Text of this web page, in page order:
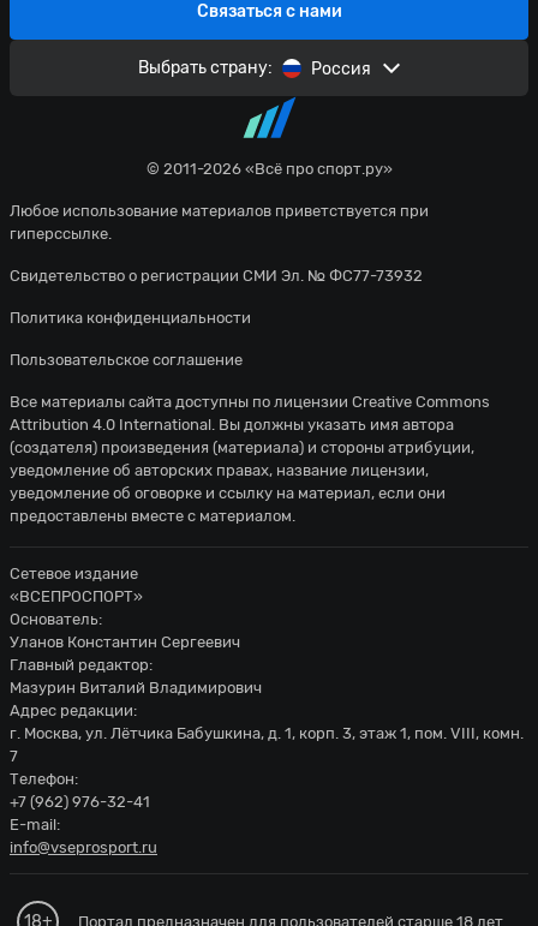
© 2011-2026 «Всё про спорт.ру»
Любое использование материалов приветствуется при
гиперссылке.
Свидетельство о регистрации СМИ Эл. № ФС77-73932
Политика конфиденциальности
Пользовательское соглашение
Связаться с нами
Выбрать страну: Россия
Все материалы сайта доступны по лицензии Creative Commons
Attribution 4.0 International. Вы должны указать имя автора
(создателя) произведения (материала) и стороны атрибуции,
уведомление об авторских правах, название лицензии,
уведомление об оговорке и ссылку на материал, если они
предоставлены вместе с материалом.
Сетевое издание
«ВСЕПРОСПОРТ»
Основатель:
Уланов Константин Сергеевич
Главный редактор:
Мазурин Виталий Владимирович
Адрес редакции:
г. Москва, ул. Лётчика Бабушкина, д. 1, корп. 3, этаж 1, пом. VIII, комн.
7
Телефон:
+7 (962) 976-32-41
E-mail:
info@vseprosport.ru
18+ Портал предназначен для пользователей старше 18 лет.